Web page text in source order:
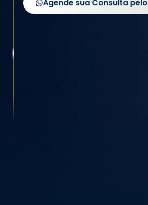
Agende sua Consulta